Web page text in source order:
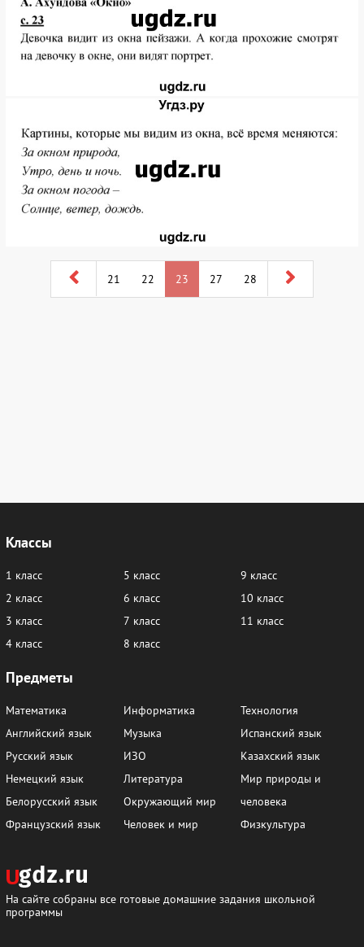
21 22 23 27 28
Классы
1 класс
2 класс
3 класс
4 класс
5 класс
6 класс
7 класс
8 класс
9 класс
10 класс
11 класс
Предметы
Математика
Английский язык
Русский язык
Немецкий язык
Белорусский язык
Французский язык
Информатика
Музыка
ИЗО
Литература
Окружающий мир
Человек и мир
Технология
Испанский язык
Казахский язык
Мир природы и
человека
Физкультура
На сайте собраны все готовые домашние задания школьной
программы